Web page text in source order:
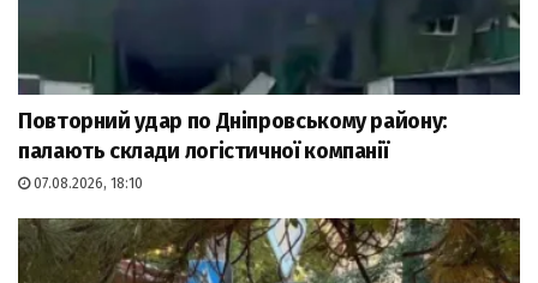
Повторний удар по Дніпровському району:
палають склади логістичної компанії
07.08.2026, 18:10